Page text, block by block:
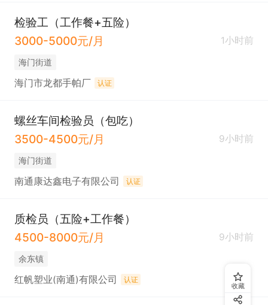
检验工（工作餐+五险）
3000-5000元/月
1小时前
海门街道
海门市龙都手帕厂 认证
螺丝车间检验员（包吃）
3500-4500元/月
9小时前
海门街道
南通康达鑫电子有限公司 认证
质检员（五险+工作餐）
4500-8000元/月
9小时前
余东镇
红帆塑业(南通)有限公司 认证
收藏